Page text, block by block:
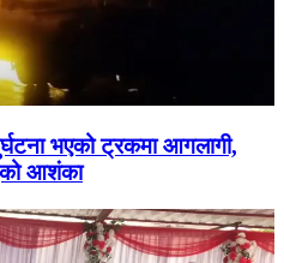
भएको ट्रकमा आगलागी,
आशंका